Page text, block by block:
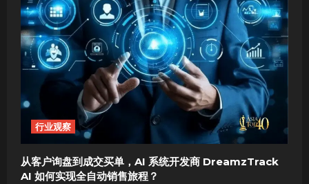
g
a
t
i
o
n
行业观察
从客户询盘到成交买单，AI 系统开发商 DreamzTrack
AI 如何实现全自动销售旅程？